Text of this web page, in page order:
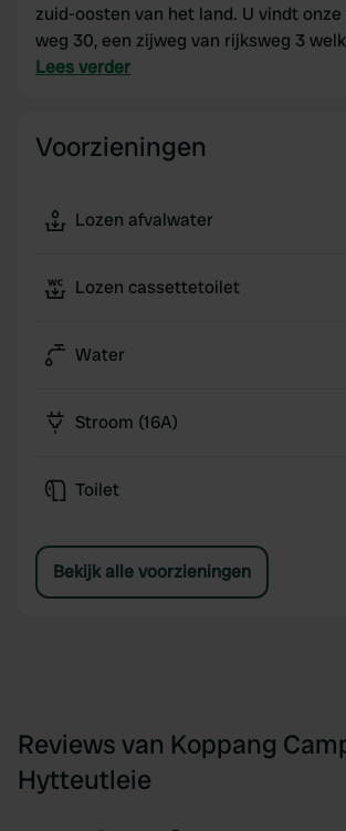
zuid-oosten van het land. U vindt
weg 30, een zijweg van rijksweg 3
Hamar via Elverum en Rena naar
letterlijk een brug over Noorwegen’s
omgeving en zijn zeker het bezoeken
Lees verder
Voorzieningen
Lozen afvalwater
Lozen cassettetoilet
Water
Stroom (16A)
Toilet
Bekijk alle voorzieningen
Reviews van Koppang
Hytteutleie